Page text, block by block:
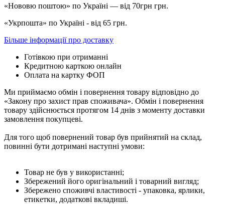
«Нововю поштою» по Україні — від 70грн грн.
«Укрпошта» по Україні - від 65 грн.
Більше інформації про доставку
Готівкою при отриманні
Кредитною карткою онлайн
Оплата на картку ФОП
Ми приймаємо обмін і повернення товару відповідно до
«Закону про захист прав споживача». Обмін і повернення
товару здійснюється протягом 14 днів з моменту доставки
замовлення покупцеві.
Для того щоб повернений товар був прийнятий на склад,
повинні бути дотримані наступні умови:
Товар не був у використанні;
Збережений його оригінальний і товарний вигляд;
Збережено споживчі властивості - упаковка, ярлики,
етикетки, додаткові вкладиші.